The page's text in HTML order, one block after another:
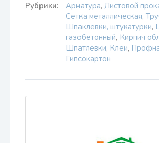
Рубрики: Арматура, Листовой
Сетка металлическая,
Шпаклевки, штукатурки,
газобетонный, Кирпич
Шпатлевки, Клеи,
Гипсокартон